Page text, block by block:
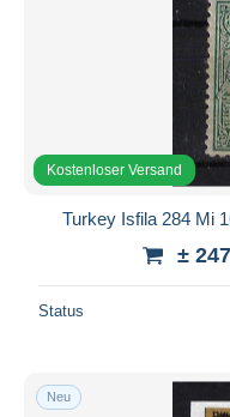
Kostenloser Versand
Turkey Isfila 284 Mi
±
Status
Neu